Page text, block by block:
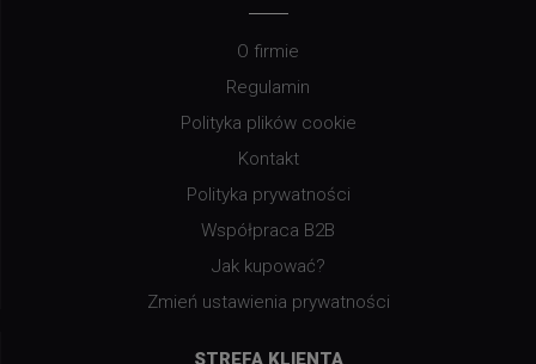
O firmie
Regulamin
Polityka plików cookie
Kontakt
Polityka prywatności
Współpraca B2B
Jak kupować?
Zmień ustawienia prywatności
STREFA KLIENTA